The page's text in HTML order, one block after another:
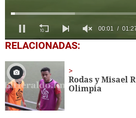
0
seconds
1
minute,
27
seconds
RELACIONADAS:
Rodas y Misael
Olimpia